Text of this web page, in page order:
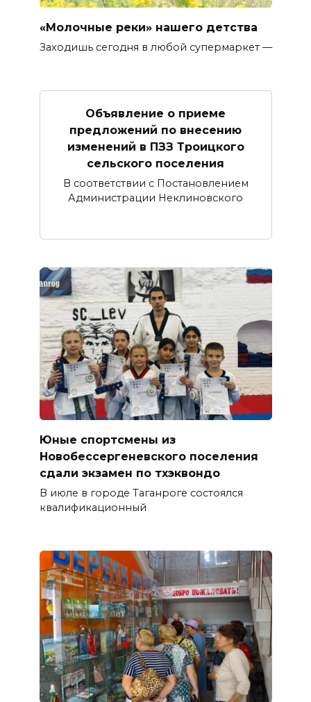
«Молочные реки» нашего детства
Заходишь сегодня в любой супермаркет —
Объявление о приеме
предложений по внесению
изменений в ПЗЗ Троицкого
сельского поселения
В соответствии с Постановлением
Администрации Неклиновского
Юные спортсмены из
Новобессергеневского поселения
сдали экзамен по тхэквондо
В июле в городе Таганроге состоялся
квалификационный